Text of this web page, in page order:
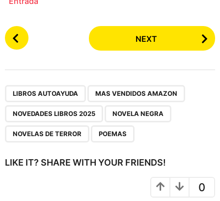
P
o
t
NEXT
LIBROS AUTOAYUDA MAS VENDIDOS AMAZON
NOVEDADES LIBROS 2025 NOVELA NEGRA
NOVELAS DE TERROR POEMAS
LIKE IT? SHARE WITH YOUR FRIENDS!
0